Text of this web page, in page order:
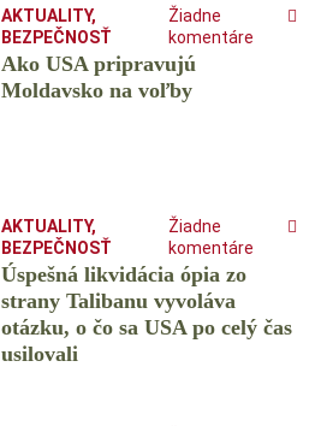
AKTUALITY,
BEZPEČNOSŤ
Žiadne
komentáre
Ako USA pripravujú
Moldavsko na voľby
AKTUALITY,
BEZPEČNOSŤ
Žiadne
komentáre
Úspešná likvidácia ópia zo
strany Talibanu vyvoláva
otázku, o čo sa USA po celý čas
usilovali